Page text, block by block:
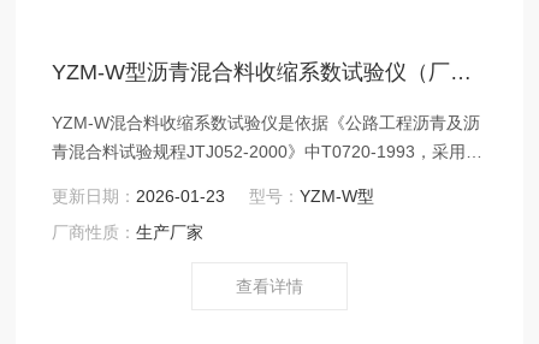
YZM-W型沥青混合料收缩系数试验仪（厂家/价格/型号
YZM-W混合料收缩系数试验仪是依据《公路工程沥青及沥
青混合料试验规程JTJ052-2000》中T0720-1993，采用现
于测试沥青混合料试件在规定的时间和温度下的线收缩情
况。沥青混合料收缩系数试验仪（厂家/价格/型号）
更新日期： 2026-01-23 型号：YZM-W型
厂商性质：生产厂家
查看详情